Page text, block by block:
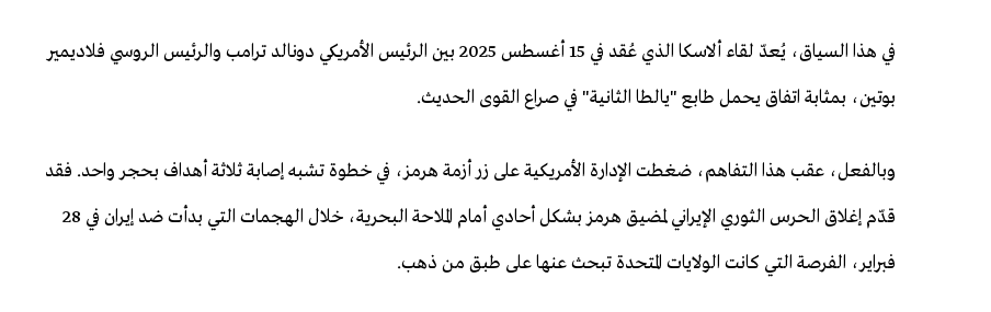
في هذا السياق، يُعدّ لقاء ألاسكا الذي عُقد في 15 أغسطس 2025 بين الرئيس الأمريكي دونالد ترامب والرئيس الروسي فلاديمير
بوتين، بمثابة اتفاق يحمل طابع "يالطا الثانية" في صراع القوى الحديث.
وبالفعل، عقب هذا التفاهم، ضغطت الإدارة الأمريكية على زر أزمة هرمز، في خطوة تشبه إصابة ثلاثة أهداف بحجر واحد. فقد
قدّم إغلاق الحرس الثوري الإيراني لمضيق هرمز بشكل أحادي أمام الملاحة البحرية، خلال الهجمات التي بدأت ضد إيران في 28
فبراير، الفرصة التي كانت الولايات المتحدة تبحث عنها على طبق من ذهب.